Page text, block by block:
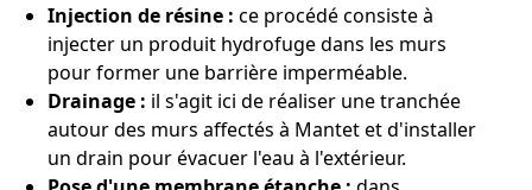
Injection de résine : ce procédé consiste à
injecter un produit hydrofuge dans les murs
pour former une barrière imperméable.
Drainage : il s'agit ici de réaliser une tranchée
autour des murs affectés à Mantet et d'installer
un drain pour évacuer l'eau à l'extérieur.